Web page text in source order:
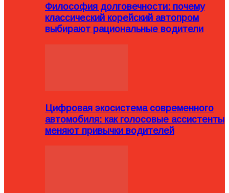
Философия долговечности: почему
классический корейский автопром
выбирают рациональные водители
Цифровая экосистема современного
автомобиля: как голосовые ассистенты
меняют привычки водителей